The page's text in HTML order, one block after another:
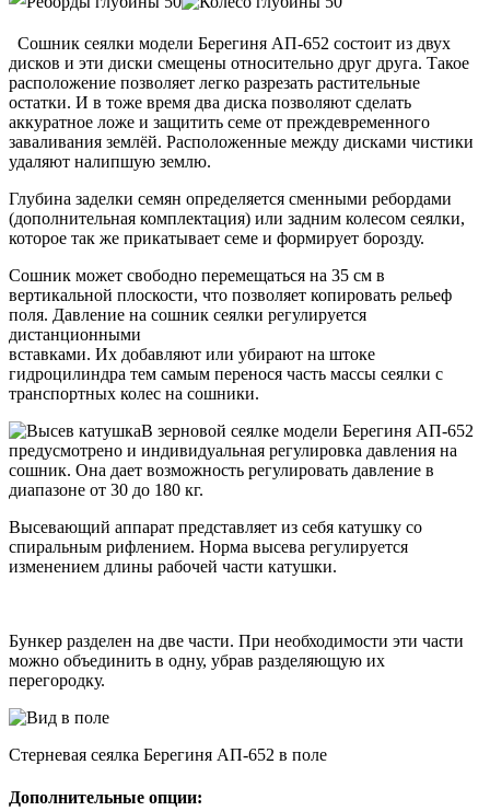
Сошник сеялки модели Берегиня АП-652 состоит из двух
дисков и эти диски смещены относительно друг друга. Такое
расположение позволяет легко разрезать растительные
остатки. И в тоже время два диска позволяют сделать
аккуратное ложе и защитить семе от преждевременного
заваливания землёй. Расположенные между дисками чистики
удаляют налипшую землю.
Глубина заделки семян определяется сменными ребордами
(дополнительная комплектация) или задним колесом сеялки,
которое так же прикатывает семе и формирует борозду.
Сошник может свободно перемещаться на 35 см в
вертикальной плоскости, что позволяет копировать рельеф
поля. Давление на сошник сеялки регулируется
дистанционными
вставками. Их добавляют или убирают на штоке
гидроцилиндра тем самым перенося часть массы сеялки с
транспортных колес на сошники.
В зерновой сеялке модели Берегиня АП-652
предусмотрено и индивидуальная регулировка давления на
сошник. Она дает возможность регулировать давление в
диапазоне от 30 до 180 кг.
Высевающий аппарат представляет из себя катушку со
спиральным рифлением. Норма высева регулируется
изменением длины рабочей части катушки.
Бункер разделен на две части. При необходимости эти части
можно объединить в одну, убрав разделяющую их
перегородку.
Стерневая сеялка Берегиня АП-652 в поле
Дополнительные опции: